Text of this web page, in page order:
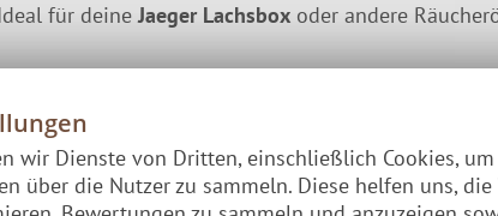
für deineJaeger Lachsbox oder andere
einem Streichholz oder einem Feuerzeug
See nach dem Angeln oder Unterwegs beim
wir Dienste von Dritten, einschließlich Cookies, um
über die Nutzer zu sammeln. Diese helfen uns, die